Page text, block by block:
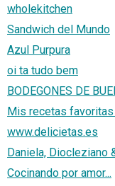
wholekitchen
Sandwich del Mundo
Azul Purpura
oi ta tudo bem
BODEGONES DE
Mis recetas
www.delicietas.es
Daniela, Diocleziano
Cocinando por amor...